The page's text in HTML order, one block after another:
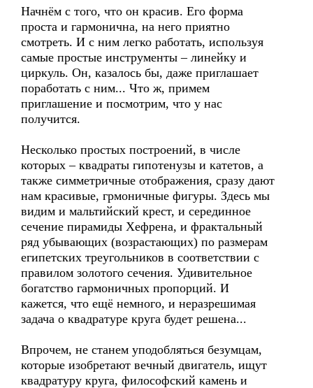
Начнём с того, что он красив. Его форма
проста и гармонична, на него приятно
смотреть. И с ним легко работать, используя
самые простые инструменты – линейку и
циркуль. Он, казалось бы, даже приглашает
поработать с ним... Что ж, примем
приглашение и посмотрим, что у нас
получится.
Несколько простых построений, в числе
которых – квадраты гипотенузы и катетов, а
также симметричные отображения, сразу дают
нам красивые, грмоничные фигуры. Здесь мы
видим и мальтийский крест, и серединное
сечение пирамиды Хефрена, и фрактальный
ряд убывающих (возрастающих) по размерам
египетских треугольников в соответствии с
правилом золотого сечения. Удивительное
богатство гармоничных пропорций. И
кажется, что ещё немного, и неразрешимая
задача о квадратуре круга будет решена...
Впрочем, не станем уподобляться безумцам,
которые изобретают вечный двигатель, ищут
квадратуру круга, философский камень и